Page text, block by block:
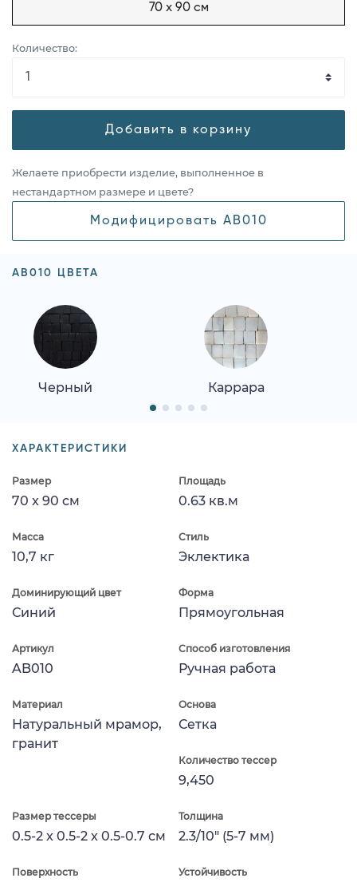
70 x 90 см
Количество:
Добавить в корзину
Желаете приобрести изделие, выполненное в
нестандартном размере и цвете?
Модифицировать AB010
AB010 ЦВЕТА
Черный Каррара
ХАРАКТЕРИСТИКИ
Размер
70 x 90 см
Площадь
0.63 кв.м
Масса
10,7 кг
Стиль
Эклектика
Доминирующий цвет
Синий
Форма
Прямоугольная
Артикул
AB010
Способ изготовления
Ручная работа
Материал
Натуральный мрамор,
гранит
Основа
Сетка
Количество тессер
9,450
Размер тессеры
0.5-2 x 0.5-2 x 0.5-0.7 см
Толщина
2.3/10" (5-7 мм)
Поверхность Устойчивость